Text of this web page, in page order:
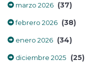
marzo 2026 (37)
febrero 2026 (38)
enero 2026 (34)
diciembre 2025 (25)